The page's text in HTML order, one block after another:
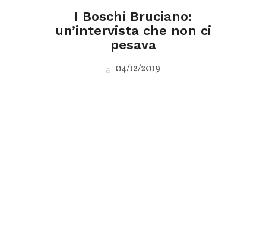
I Boschi Bruciano:
un’intervista che non ci
pesava
04/12/2019